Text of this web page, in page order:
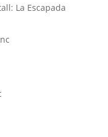
La Escapada